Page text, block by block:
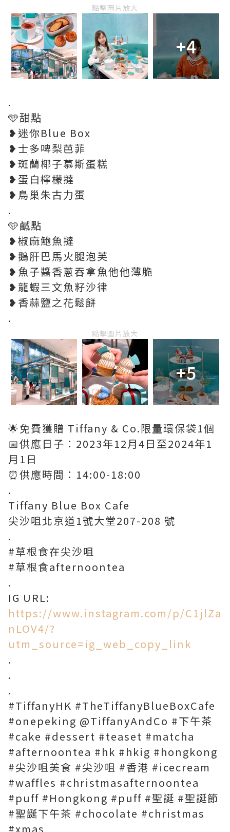
點擊圖片放大
+4
.
🩵甜點
❥迷你Blue Box
❥士多啤梨芭菲
❥斑蘭椰子慕斯蛋糕
❥蛋白檸檬撻
❥鳥巢朱古力蛋
.
🩵鹹點
❥椒麻鮑魚撻
❥鵝肝巴馬火腿泡芙
❥魚子醬香蔥吞拿魚他他薄脆
❥龍蝦三文魚籽沙律
❥香蒜鹽之花鬆餅
.
點擊圖片放大
+5
🌟免費獲贈 Tiffany & Co.限量環保袋1個
📅供應日子：2023年12月4日至2024年1
月1日
⏰供應時間：14:00-18:00
.
Tiffany Blue Box Cafe
尖沙咀北京道1號大堂207-208 號
.
#草根食在尖沙咀
#草根食afternoontea
.
IG URL:
https://www.instagram.com/p/C1jlZa
nLOV4/?
utm_source=ig_web_copy_link
.
.
.
#TiffanyHK #TheTiffanyBlueBoxCafe
#onepeking @TiffanyAndCo #下午茶
#cake #dessert #teaset #matcha
#afternoontea #hk #hkig #hongkong
#尖沙咀美食 #尖沙咀 #香港 #icecream
#waffles #christmasafternoontea
#puff #Hongkong #puff #聖誕 #聖誕節
#聖誕下午茶 #chocolate #christmas
#xmas